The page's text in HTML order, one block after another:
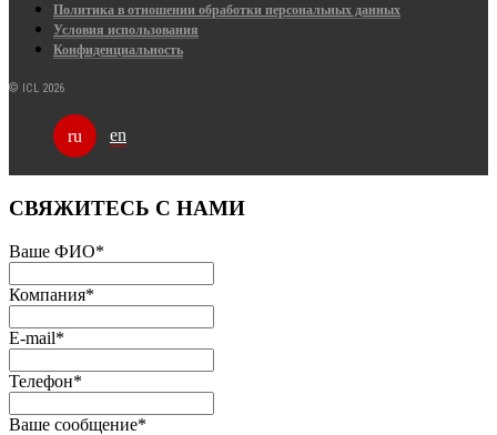
Политика в отношении обработки персональных данных
Условия использования
Конфиденциальность
© ICL 2026
ru en
СВЯЖИТЕСЬ С НАМИ
Ваше ФИО*
Компания*
E-mail*
Телефон*
Ваше сообщение*